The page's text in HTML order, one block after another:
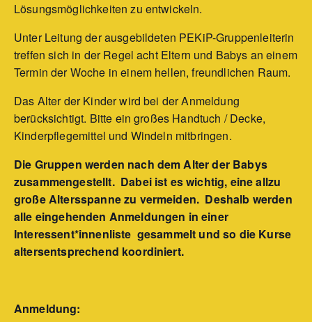
Lösungsmöglichkeiten zu entwickeln.
Unter Leitung der ausgebildeten PEKiP-Gruppenleiterin
treffen sich in der Regel acht Eltern und Babys an einem
Termin der Woche in einem hellen, freundlichen Raum.
Das Alter der Kinder wird bei der Anmeldung
berücksichtigt. Bitte ein großes Handtuch / Decke,
Kinderpflegemittel und Windeln mitbringen.
Die Gruppen werden nach dem Alter der Babys
zusammengestellt. Dabei ist es wichtig, eine allzu
große Altersspanne zu vermeiden. Deshalb werden
alle eingehenden Anmeldungen in einer
Interessent*innenliste gesammelt und so die Kurse
altersentsprechend koordiniert.
Anmeldung: